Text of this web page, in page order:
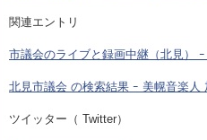
関連エントリ
市議会のライブと録画中継（北見）
北見市議会 の検索結果 ｰ 美幌音楽人
ツイッター（ Twitter）